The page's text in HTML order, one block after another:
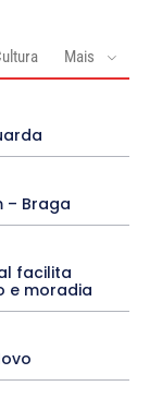
Mais
– Braga
facilita
e moradia